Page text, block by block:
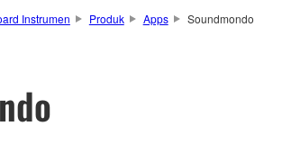
Instrumen Produk Apps Soundmondo